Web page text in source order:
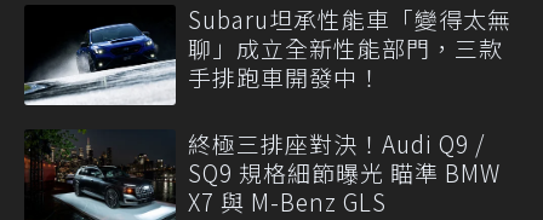
Subaru坦承性能車「變得太無
聊」成立全新性能部門，三款
手排跑車開發中！
終極三排座對決！Audi Q9 /
SQ9 規格細節曝光 瞄準 BMW
X7 與 M-Benz GLS